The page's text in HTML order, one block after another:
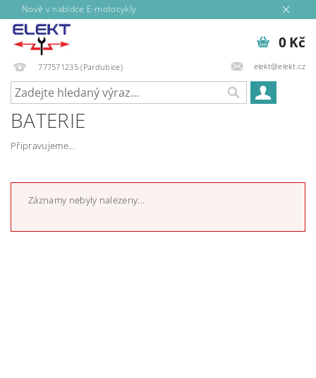
Nově v nabídce E-motocykly
777571235 (Pardubice) elekt@elekt.cz
0 Kč
BATERIE
Připravujeme...
Záznamy nebyly nalezeny...